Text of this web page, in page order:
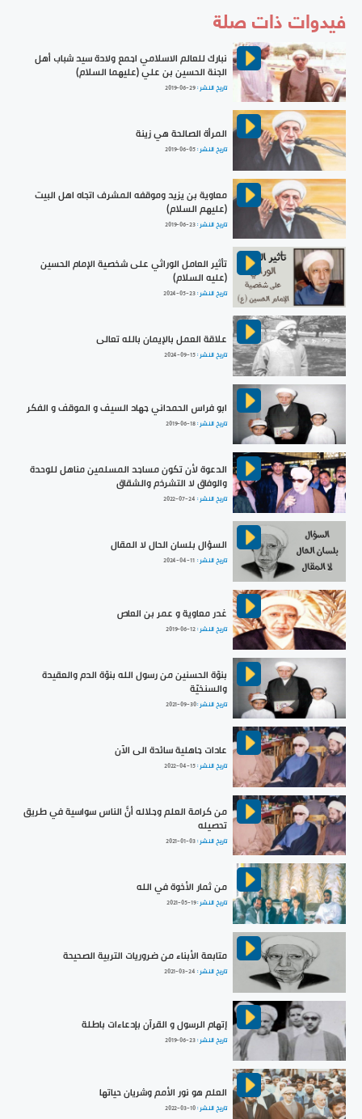
فيدوات ذات صلة
نبارك للعالم الاسلامي اجمع ولادة سيد شباب أهل
الجنة الحسين بن علي (عليهما السلام)
تاريخ النشر :2019-06-29
المرأة الصالحة هي زينة
تاريخ النشر :2019-06-05
معاوية بن يزيد وموقفه المشرف اتجاه اهل البيت
(عليهم السلام)
تاريخ النشر :2019-06-23
تأثير العامل الوراثي على شخصية الإمام الحسين
(عليه السلام)
تاريخ النشر :2024-05-23
علاقة العمل بالإيمان بالله تعالى
تاريخ النشر :2024-09-15
ابو فراس الحمداني جهاد السيف و الموقف و الفكر
تاريخ النشر :2019-06-18
الدعوة لأن تكون مساجد المسلمين مناهل للوحدة
والوفاق لا التشرذم والشقاق
تاريخ النشر : 2022-07-24
السؤال بلسان الحال لا المقال
تاريخ النشر : 2024-04-11
غدر معاوية و عمر بن العاص
تاريخ النشر :2019-06-12
بنوّة الحسنين من رسول الله بنوّة الدم والعقيدة
والسنخيّة
تاريخ النشر :2021-09-30
عادات جاهلية سائدة الى الآن
تاريخ النشر :2022-04-15
من كرامة العلم وجلاله أنَّ الناس سواسية في طريق
تحصيله
تاريخ النشر :2021-01-03
من ثمار الأخوة في الله
تاريخ النشر :2021-05-19
متابعة الأبناء من ضروريات التربية الصحيحة
تاريخ النشر : 2021-03-24
إتهام الرسول و القرآن بإدعاءات باطلة
تاريخ النشر :2019-06-23
العلم هو نور الأمم وشريان حياتها
تاريخ النشر :2022-03-10